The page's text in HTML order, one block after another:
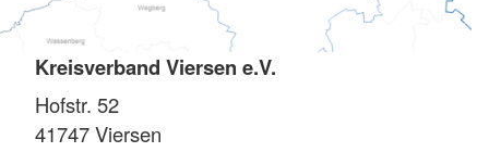
Kreisverband Viersen e.V.
Hofstr. 52
41747Viersen